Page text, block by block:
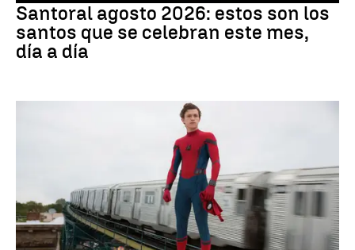
Santoral agosto 2026: estos son los
santos que se celebran este mes,
día a día